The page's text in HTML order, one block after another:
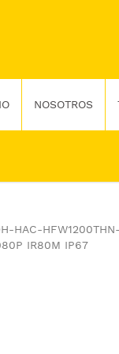
NOSOTROS
HAC-
IR80M IP67